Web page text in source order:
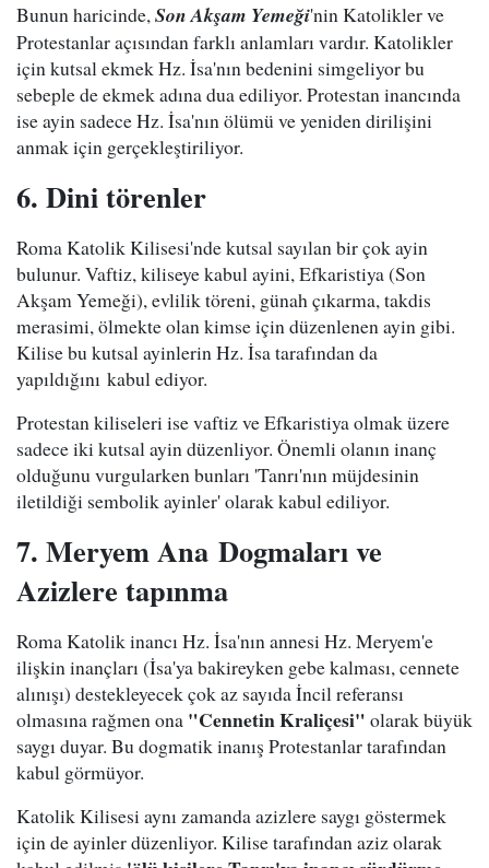
Bunun haricinde,Son Akşam Yemeği'nin Katolikler ve
Protestanlar açısından farklı anlamları vardır. Katolikler
için kutsal ekmek Hz. İsa'nın bedenini simgeliyor bu
sebeple de ekmek adına dua ediliyor. Protestan inancında
ise ayin sadece Hz. İsa'nın ölümü ve yeniden dirilişini
anmak için gerçekleştiriliyor.
6. Dini törenler
Roma Katolik Kilisesi'nde kutsal sayılan bir çok ayin
bulunur. Vaftiz, kiliseye kabul ayini, Efkaristiya (Son
Akşam Yemeği), evlilik töreni, günah çıkarma, takdis
merasimi, ölmekte olan kimse için düzenlenen ayin gibi.
Kilise bu kutsal ayinlerin Hz. İsa tarafından da
yapıldığını kabul ediyor.
Protestan kiliseleri ise vaftiz ve Efkaristiya olmak üzere
sadece iki kutsal ayin düzenliyor. Önemli olanın inanç
olduğunu vurgularken bunları 'Tanrı'nın müjdesinin
iletildiği sembolik ayinler' olarak kabul ediliyor.
7. Meryem Ana Dogmaları ve
Azizlere tapınma
Roma Katolik inancı Hz. İsa'nın annesi Hz. Meryem'e
ilişkin inançları (İsa'ya bakireyken gebe kalması, cennete
alınışı) destekleyecek çok az sayıda İncil referansı
olmasına rağmen ona "Cennetin Kraliçesi" olarak büyük
saygı duyar. Bu dogmatik inanış Protestanlar tarafından
kabul görmüyor.
Katolik Kilisesi aynı zamanda azizlere saygı göstermek
için de ayinler düzenliyor. Kilise tarafından aziz olarak